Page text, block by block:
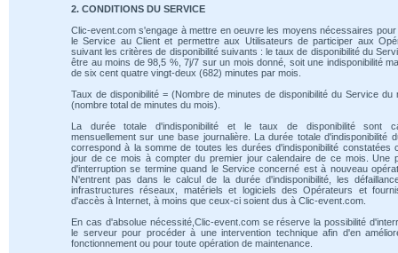
2. CONDITIONS DU SERVICE
Clic-event.com s'engage à mettre en oeuvre les moyens nécessaires pour
le Service au Client et permettre aux Utilisateurs de participer aux
suivant les critères de disponibilité suivants : le taux de disponibilité du
être au moins de 98,5 %, 7j/7 sur un mois donné, soit une indisponibilité
de six cent quatre vingt-deux (682) minutes par mois.
Taux de disponibilité = (Nombre de minutes de disponibilité du Service du
(nombre total de minutes du mois).
La durée totale d'indisponibilité et le taux de disponibilité sont
mensuellement sur une base journalière. La durée totale d'indisponibilité
correspond à la somme de toutes les durées d'indisponibilité constatées
jour de ce mois à compter du premier jour calendaire de ce mois. Une
d'interruption se termine quand le Service concerné est à nouveau
N'entrent pas dans le calcul de la durée d'indisponibilité, les
infrastructures réseaux, matériels et logiciels des Opérateurs et
d'accès à Internet, à moins que ceux-ci soient dus à Clic-event.com.
En cas d'absolue nécessité,Clic-event.com se réserve la possibilité
le serveur pour procéder à une intervention technique afin d'en
fonctionnement ou pour toute opération de maintenance.